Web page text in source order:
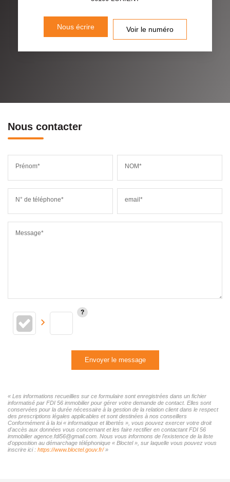
Nous écrire Voir le numéro
Nous contacter
Prénom* NOM*
N° de téléphone* email*
Message*
Envoyer le message
« Les informations recueillies sur ce formulaire sont enregistrées dans un fichier
informatisé par FDI 56 immobilier pour gérer votre demande de contact. Elles sont
conservées pour la durée nécessaire à la gestion de la relation client dans le respect
des prescriptions légales applicables et sont destinées à nos conseillers
Conformément à la loi « informatique et libertés », vous pouvez exercer votre droit
d'accès aux données vous concernant et les faire rectifier en contactant FDI 56
immobilier agence.fdi56@gmail.com. Nous vous informons de l'existence de la liste
d'opposition au démarchage téléphonique « Bloctel », sur laquelle vous pouvez vous
inscrire ici : https://www.bloctel.gouv.fr/»